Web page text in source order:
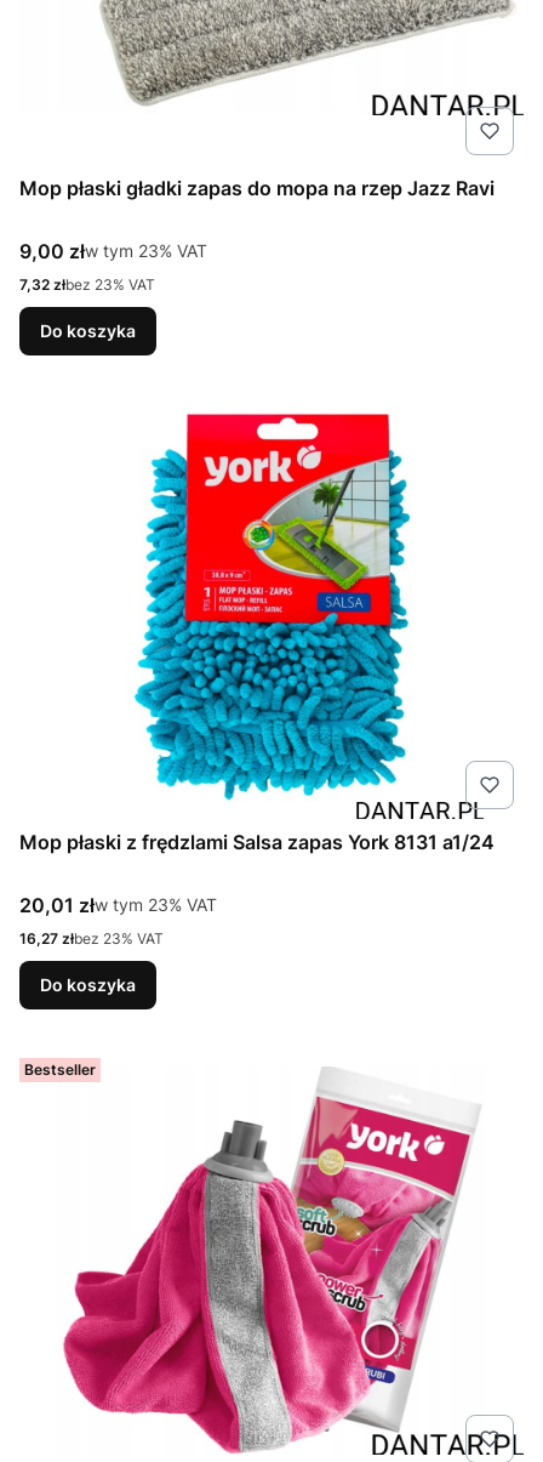
Mop płaski gładki zapas do mopa na rzep Jazz Ravi
Cena brutto
9,00 złw tym %s VAT
w tym 23% VAT
Cena netto
7,32 złbez 23% VAT
Do koszyka
Mop płaski z frędzlami Salsa zapas York 8131 a1/24
Cena brutto
20,01 złw tym %s VAT
w tym 23% VAT
Cena netto
16,27 złbez 23% VAT
Do koszyka
Bestseller